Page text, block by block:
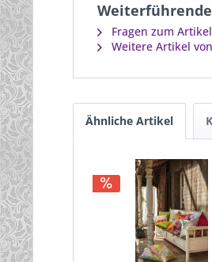
Weiterführende
Fragen zum
Weitere Artikel von
Ähnliche Artikel